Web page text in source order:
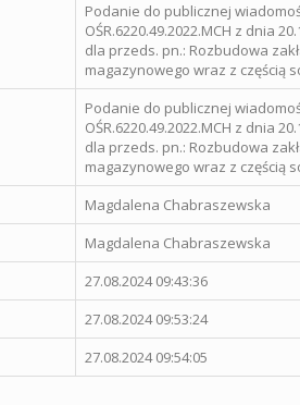
Podanie do publicznej
OŚR.6220.49.2022.MCH z dnia
dla przeds. pn.: Rozbudowa
magazynowego wraz z częścią
Podanie do publicznej
OŚR.6220.49.2022.MCH z dnia
dla przeds. pn.: Rozbudowa
magazynowego wraz z częścią
Magdalena Chabraszewska
Magdalena Chabraszewska
27.08.2024 09:43:36
27.08.2024 09:53:24
27.08.2024 09:54:05